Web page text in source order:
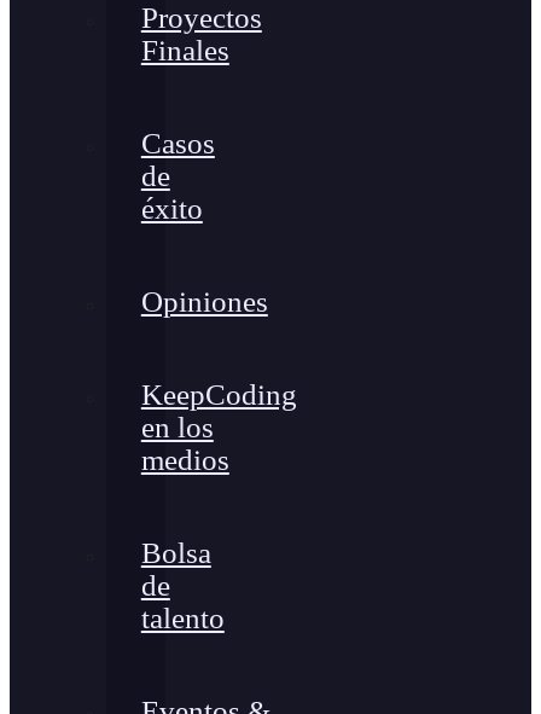
Proyectos
Finales
Casos
de
éxito
Opiniones
KeepCoding
en los
medios
Bolsa
de
talento